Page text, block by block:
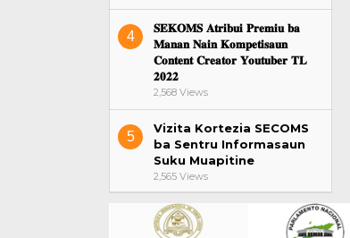
4
𝐒𝐄𝐊𝐎𝐌𝐒 𝐀𝐭𝐫𝐢𝐛𝐮𝐢 𝐏𝐫𝐞𝐦𝐢𝐮 𝐛𝐚
𝐌𝐚𝐧𝐚𝐧 𝐍𝐚𝐢𝐧 𝐊𝐨𝐦𝐩𝐞𝐭𝐢𝐬𝐚𝐮𝐧
𝐂𝐨𝐧𝐭𝐞𝐧𝐭 𝐂𝐫𝐞𝐚𝐭𝐨𝐫 𝐘𝐨𝐮𝐭𝐮𝐛𝐞𝐫 𝐓𝐋
𝟐𝟎𝟐𝟐
2,568 Views
5
Vizita Kortezia SECOMS
ba Sentru Informasaun
Suku Muapitine
2,565 Views